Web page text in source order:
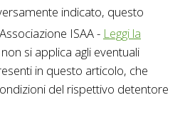
indicato, questo
ISAA - Leggi la
si applica agli eventuali
in questo articolo, che
del rispettivo detentore